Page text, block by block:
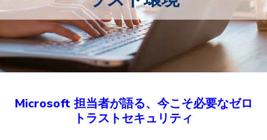
Microsoft 担当者が語る、今こそ必要なゼロ
トラストセキュリティ